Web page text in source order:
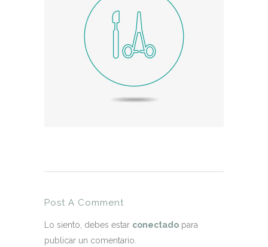
Post A Comment
Lo siento, debes estar conectado para
publicar un comentario.